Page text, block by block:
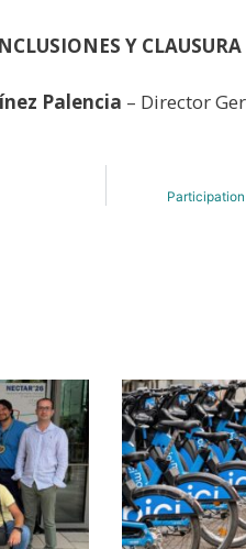
Y CLAUSURA
Palencia – Director